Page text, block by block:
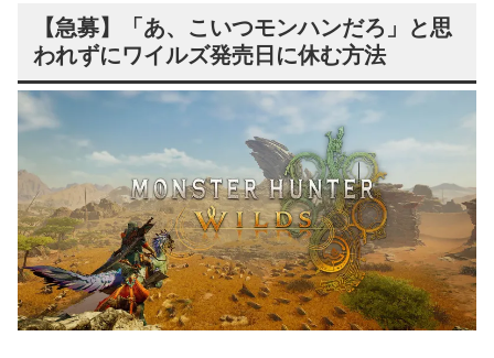
【急募】「あ、こいつモンハンだろ」と思
われずにワイルズ発売日に休む方法